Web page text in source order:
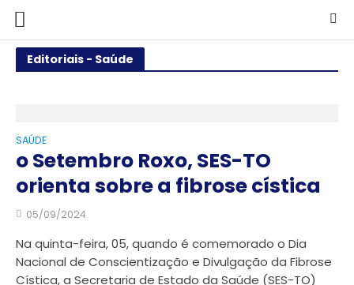
Editoriais - Saúde
SAÚDE
o Setembro Roxo, SES-TO
orienta sobre a fibrose cística
05/09/2024
Na quinta-feira, 05, quando é comemorado o Dia
Nacional de Conscientização e Divulgação da Fibrose
Cística, a Secretaria de Estado da Saúde (SES-TO)